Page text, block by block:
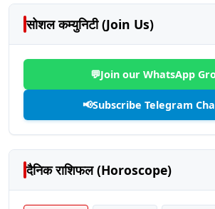
सोशल कम्युनिटी (Join Us)
💬Join our WhatsApp
📢Subscribe Telegram
दैनिक राशिफल (Horoscope)